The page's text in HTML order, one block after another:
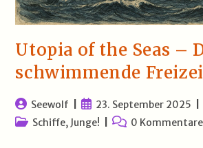
Utopia of the Seas –
schwimmende
Beitrags-
Autor:
Seewolf
Beitrag
veröffentlicht:
23. September 2025
Beitrags-
Schiffe, Junge!
Beitrags-
0 Kommentare